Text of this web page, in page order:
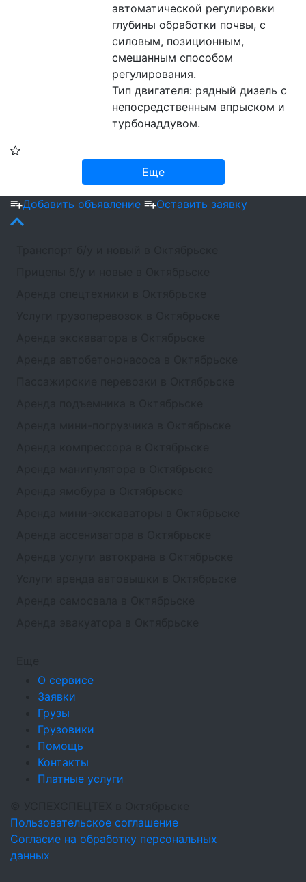
автоматической регулировки
глубины обработки почвы, с
силовым, позиционным,
смешанным способом
регулирования.
Тип двигателя: рядный дизель с
непосредственным впрыском и
турбонаддувом.
Еще
Добавить объявление Оставить заявку
О сервисе
Заявки
Грузы
Грузовики
Помощь
Контакты
Платные услуги
Пользовательское соглашение
Согласие на обработку персональных
данных